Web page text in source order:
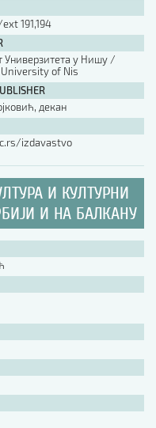
191,194
Универзитета у Нишу /
of Nis
декан
izdavastvo
И КУЛТУРНИ
И НА БАЛКАНУ